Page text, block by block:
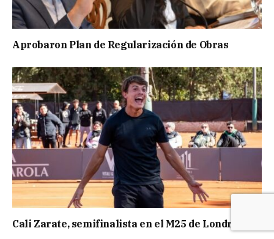
Aprobaron Plan de Regularización de Obras
Cali Zarate, semifinalista en el M25 de Londrina